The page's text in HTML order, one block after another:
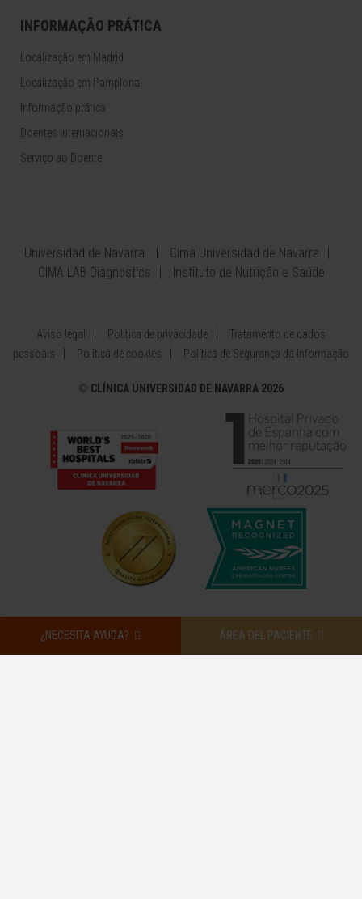
¿NECESITA AYUDA? ÁREA DEL PACIENTE
INFORMAÇÃO PRÁTICA
Localização em Madrid
Localização em Pamplona
Informação prática
Doentes Internacionais
Serviço ao Doente
Universidad de Navarra
Cima Universidad de Navarra
CIMA LAB Diagnostics
Instituto de Nutrição e Saúde
Aviso legal Política de privacidade
Tratamento de dados
pessoais
Política de cookies Política de Segurança da Informação
© CLÍNICA UNIVERSIDAD DE NAVARRA 2026